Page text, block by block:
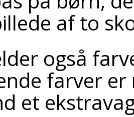
af to
også
farver
et